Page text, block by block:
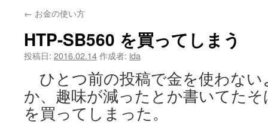
ン
へ
キ
← お金の使い方
HTP-SB560 を買ってしまう
投稿日: 2016.02.14作成者: ida
ひとつ前の投稿で金を使わな
か、趣味が減ったとか書いてた
を買ってしまった。